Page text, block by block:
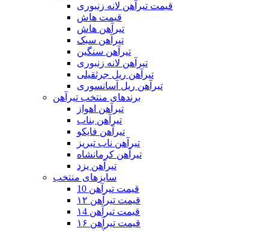
قیمت تیرآهن لانه زنبوری
قیمت هاش
تیرآهن هاش
تیرآهن سبک
تیرآهن سنگین
تیرآهن لانه زنبوری
تیرآهن ریل جرثقیلی
تیرآهن ریل آسانسوری
برندهای منتخب تیرآهن
تیرآهن اهواز
تیرآهن بناب
تیرآهن فایکو
تیرآهن ناب تبریز
تیرآهن کرمانشاه
تیرآهن یزد
سایزهای منتخب
قیمت تیرآهن 10
قیمت تیرآهن ۱۲
قیمت تیرآهن ۱4
قیمت تیرآهن ۱۶